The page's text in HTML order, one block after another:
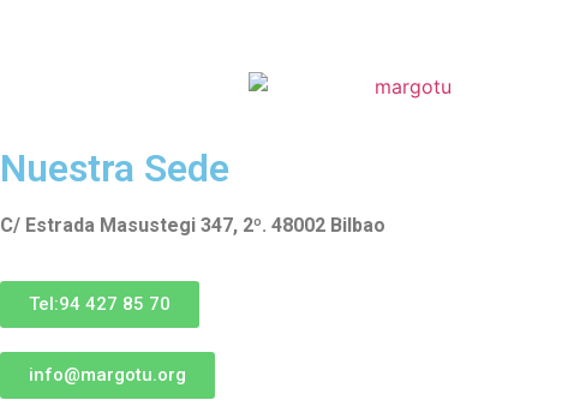
Nuestra Sede
C/ Estrada Masustegi 347, 2º. 48002 Bilbao
Tel:94 427 85 70
info@margotu.org